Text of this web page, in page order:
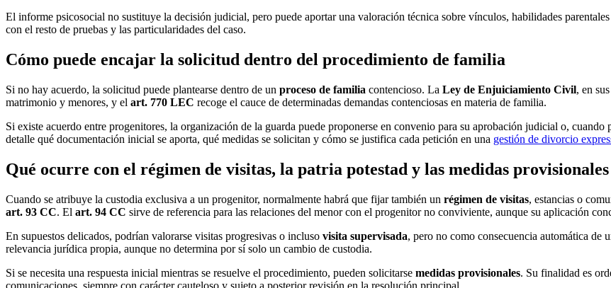
El informe psicosocial no sustituye la decisión judicial, pero puede aportar una valoración técnica sobre vínculos, habilidades
con el resto de pruebas y las particularidades del caso.
Cómo puede encajar la solicitud dentro del procedimiento de familia
Si no hay acuerdo, la solicitud puede plantearse dentro de un proceso de familia contencioso. La Ley de Enjuiciamiento Civil, en
matrimonio y menores, y el art. 770 LEC recoge el cauce de determinadas demandas contenciosas en materia de familia.
Si existe acuerdo entre progenitores, la organización de la guarda puede proponerse en convenio para su aprobación judicial o,
detalle qué documentación inicial se aporta, qué medidas se solicitan y cómo se justifica cada petición en una gestión de divorcio
Qué ocurre con el régimen de visitas, la patria potestad y las medidas provisionales
Cuando se atribuye la custodia exclusiva a un progenitor, normalmente habrá que fijar también un régimen de visitas, estancias o
art. 93 CC. El art. 94 CC sirve de referencia para las relaciones del menor con el progenitor no conviviente, aunque su aplicación
En supuestos delicados, podrían valorarse visitas progresivas o incluso visita supervisada, pero no como consecuencia automática de
relevancia jurídica propia, aunque no determina por sí solo un cambio de custodia.
Si se necesita una respuesta inicial mientras se resuelve el procedimiento, pueden solicitarse medidas provisionales. Su finalidad es
comunicaciones, siempre con carácter cauteloso y sujeto a posterior revisión en la resolución principal.